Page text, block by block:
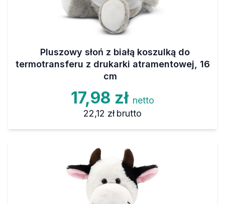
Pluszowy słoń z białą koszulką do
termotransferu z drukarki atramentowej, 16
cm
17,98 zł netto
22,12 zł brutto